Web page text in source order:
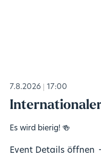
7.8.2026 17:00
Es wird bierig! 🍻
Event Details öffnen